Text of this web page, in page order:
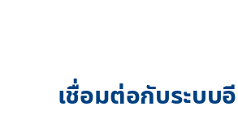
เชื่อมต่อกับระบบ